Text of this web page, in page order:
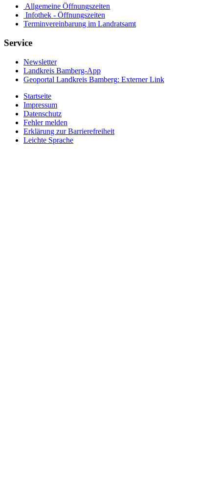
Allgemeine Öffnungszeiten
Infothek - Öffnungszeiten
Terminvereinbarung im Landratsamt
Service
Newsletter
Landkreis Bamberg-App
Geoportal Landkreis Bamberg: Externer Link
Startseite
Impressum
Datenschutz
Fehler melden
Erklärung zur Barrierefreiheit
Leichte Sprache